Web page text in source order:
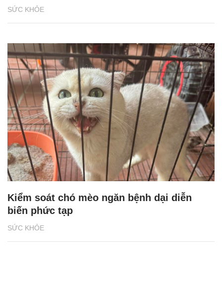
SỨC KHỎE
SỨC KHỎE
Kiểm soát chó mèo ngăn bệnh dại diễn
biến phức tạp